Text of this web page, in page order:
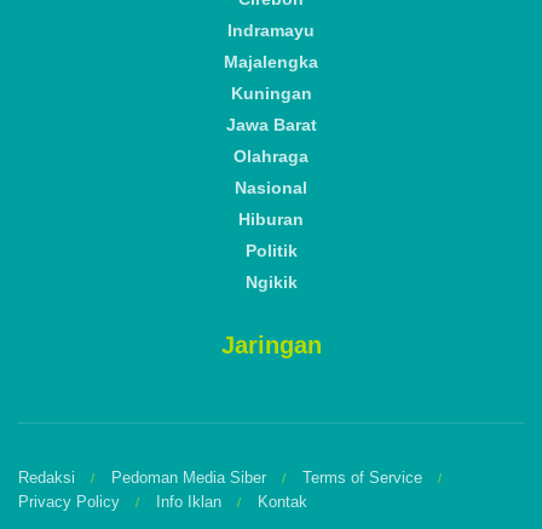
Indramayu
Majalengka
Kuningan
Jawa Barat
Olahraga
Nasional
Hiburan
Politik
Ngikik
Jaringan
Redaksi Pedoman Media Siber
Terms of Service
Privacy Policy
Info Iklan Kontak